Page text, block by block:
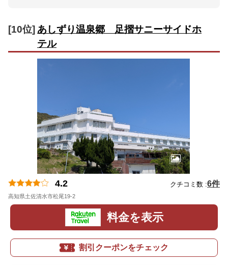
[10位] あしずり温泉郷 足摺サニーサイドホ
テル
4.2 クチコミ数 :6件
高知県土佐清水市松尾19-2
料金を表示
割引クーポンをチェック